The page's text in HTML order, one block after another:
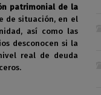
patrimonial de la
de situación, en el
así como las
desconocen si la
real de deuda